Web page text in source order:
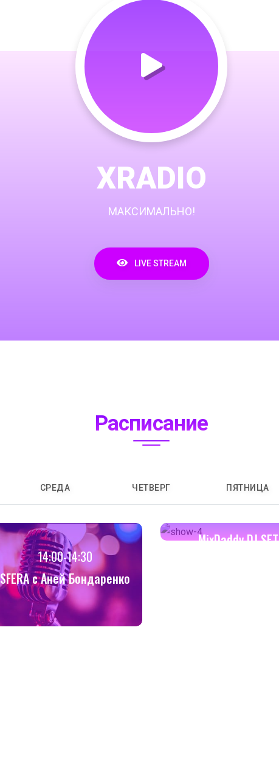
XRADIO
МАКСИМАЛЬНО!
LIVE STREAM
Расписание
СРЕДА ЧЕТВЕРГ ПЯТНИЦА
14:00-14:30
SFERA с Аней Бондаренко
MixDaddy DJ SET